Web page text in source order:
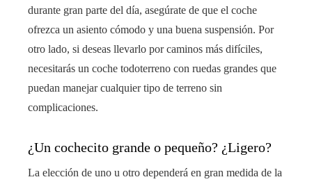
durante gran parte del día, asegúrate de que el coche
ofrezca un asiento cómodo y una buena suspensión. Por
otro lado, si deseas llevarlo por caminos más difíciles,
necesitarás un coche todoterreno con ruedas grandes que
puedan manejar cualquier tipo de terreno sin
complicaciones.
¿Un cochecito grande o pequeño? ¿Ligero?
La elección de uno u otro dependerá en gran medida de la